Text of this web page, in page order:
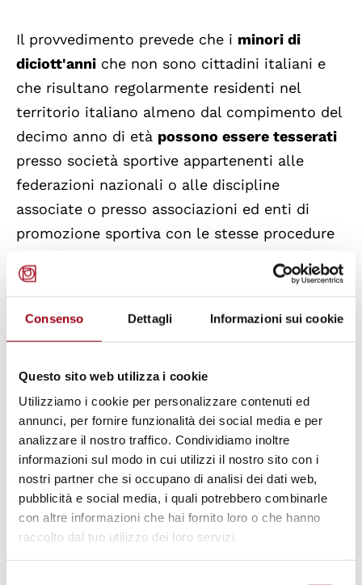
Consenso Dettagli Informazioni sui cookie
Questo sito web utilizza i cookie
Utilizziamo i cookie per personalizzare contenuti ed
annunci, per fornire funzionalità dei social media e per
analizzare il nostro traffico. Condividiamo inoltre
informazioni sul modo in cui utilizzi il nostro sito con i
nostri partner che si occupano di analisi dei dati web,
pubblicità e social media, i quali potrebbero combinarle
con altre informazioni che hai fornito loro o che hanno
raccolto dal tuo utilizzo dei loro servizi.
Il provvedimento prevede che i minori di
diciott'anni che non sono cittadini italiani e
che risultano regolarmente residenti nel
territorio italiano almeno dal compimento del
decimo anno di età possono essere tesserati
presso società sportive appartenenti alle
federazioni nazionali o alle discipline
associate o presso associazioni ed enti di
promozione sportiva con le stesse procedure
italiani.
tesseramento resta valido
fino al completamento delle procedure per
l'acquisizione della cittadinanza italiana da
parte dei soggetti che hanno presentato tale
richiesta.
Aggiornato il:03.02.2016